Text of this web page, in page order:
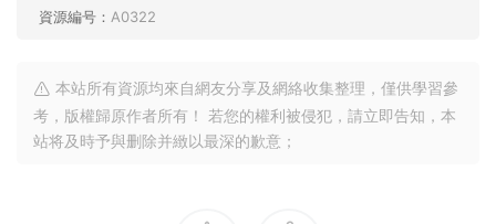
資源編号： A0322
本站所有資源均來自網友分享及網絡收集整理，僅供學習參
考，版權歸原作者所有！ 若您的權利被侵犯，請立即告知，本
站将及時予與删除并緻以最深的歉意；